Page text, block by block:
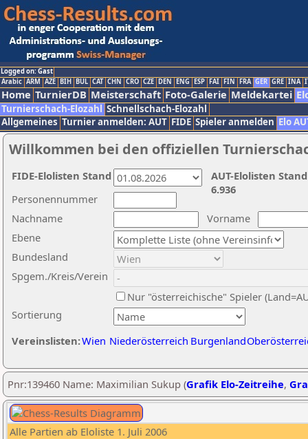
Logged on: Gast
Arabic ARM AZE BIH BUL CAT CHN CRO CZE DEN ENG ESP FAI FIN FRA GER GRE INA
Home TurnierDB Meisterschaft Foto-Galerie Meldekartei
Turnierschach-Elozahl Schnellschach-Elozahl
Allgemeines Turnier anmelden: AUT FIDE Spieler anmelden Elo
Willkommen bei den offiziellen
Nachname
Vorname
Ebene
Sortierung
Personennummer
Bundesland
Spgem./Kreis/Verein
Nur "österreichische" Spieler
Vereinslisten:Wien Niederösterreich Burgenland
AUT-Elolisten
6.936
FIDE-Elolisten Stand
Pnr:139460 Name: Maximilian Sukup (Grafik Elo-Zeitreihe,
Alle Partien ab Eloliste 1. Juli 2006